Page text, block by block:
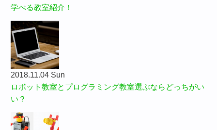
学べる教室紹介！
2018.11.04 Sun
ロボット教室とプログラミング教室選ぶならどっちがい
い？